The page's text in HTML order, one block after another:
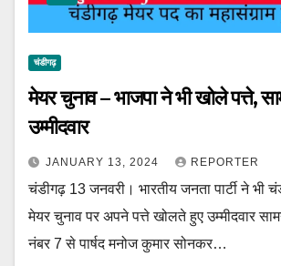
चंडीगढ़
मेयर चुनाव – भाजपा ने भी खोले पत्ते,
उम्मीदवार
JANUARY 13, 2024 REPORTER
चंडीगढ़ 13 जनवरी। भारतीय जनता पार्टी ने भी
मेयर चुनाव पर अपने पत्ते खोलते हुए उम्मीदवार
नंबर 7 से पार्षद मनोज कुमार सोनकर…